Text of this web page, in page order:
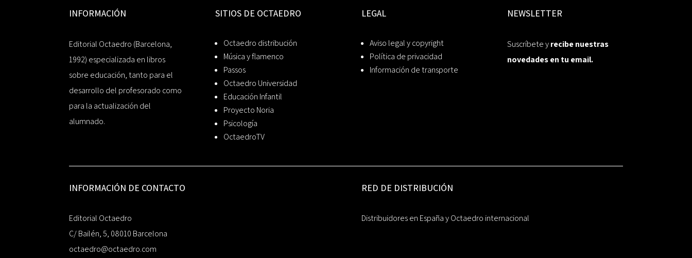
INFORMACIÓN
Editorial Octaedro (Barcelona,
1992) especializada en libros
sobre educación, tanto para el
desarrollo del profesorado como
para la actualización del
alumnado.
SITIOS DE OCTAEDRO
Octaedro distribución
Música y flamenco
Passos
Octaedro Universidad
Educación Infantil
Proyecto Noria
Psicología
OctaedroTV
LEGAL
Aviso legal y copyright
Política de privacidad
Información de transporte
NEWSLETTER
Suscríbete yrecibe nuestras
novedades en tu email.
INFORMACIÓN DE CONTACTO
Editorial Octaedro
C/ Bailén, 5, 08010 Barcelona
octaedro@octaedro.com
RED DE DISTRIBUCIÓN
Distribuidores en España y Octaedro internacional